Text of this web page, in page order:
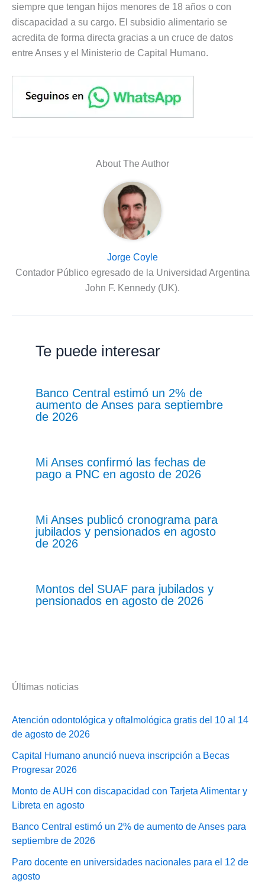
siempre que tengan hijos menores de 18 años o con
discapacidad a su cargo. El subsidio alimentario se
acredita de forma directa gracias a un cruce de datos
entre Anses y el Ministerio de Capital Humano.
About The Author
Jorge Coyle
Contador Público egresado de la Universidad Argentina
John F. Kennedy (UK).
Te puede interesar
Banco Central estimó un 2% de
aumento de Anses para septiembre
de 2026
Mi Anses confirmó las fechas de
pago a PNC en agosto de 2026
Mi Anses publicó cronograma para
jubilados y pensionados en agosto
de 2026
Montos del SUAF para jubilados y
pensionados en agosto de 2026
Últimas noticias
Atención odontológica y oftalmológica gratis del 10 al 14
de agosto de 2026
Capital Humano anunció nueva inscripción a Becas
Progresar 2026
Monto de AUH con discapacidad con Tarjeta Alimentar y
Libreta en agosto
Banco Central estimó un 2% de aumento de Anses para
septiembre de 2026
Paro docente en universidades nacionales para el 12 de
agosto